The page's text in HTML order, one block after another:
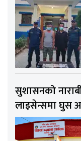
सुशासनको
लाइसेन्समा घुस